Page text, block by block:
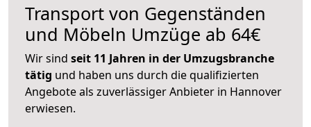
Transport von Gegenständen
und Möbeln Umzüge ab 64€
Wir sind seit 11 Jahren in der Umzugsbranche
tätig und haben uns durch die qualifizierten
Angebote als zuverlässiger Anbieter in Hannover
erwiesen.